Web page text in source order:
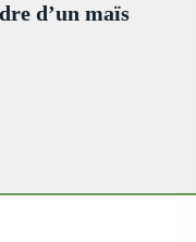
d’un maïs